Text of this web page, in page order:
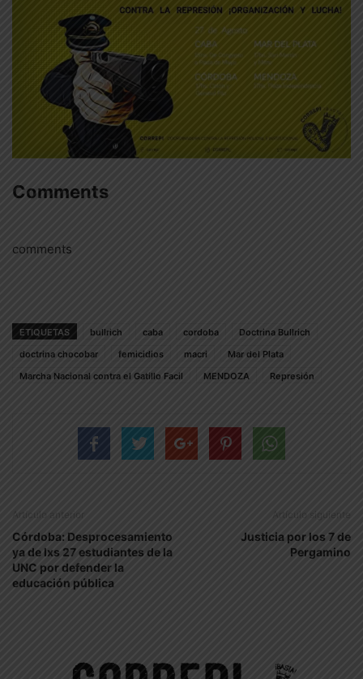
Comments
comments
ETIQUETAS bullrich caba cordoba
Doctrina Bullrich
doctrina chocobar
femicidios macri
Mar del Plata
Marcha Nacional contra el Gatillo Facil
MENDOZA Represión
Artículo anterior
Córdoba: Desprocesamiento
ya de lxs 27 estudiantes de la
UNC por defender la
educación pública
Artículo siguiente
Justicia por los 7 de
Pergamino